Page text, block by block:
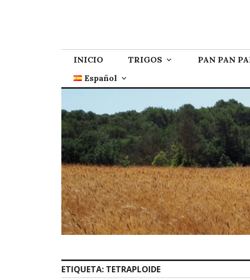
INICIO TRIGOS PAN PAN
Español
ETIQUETA: TETRAPLOIDE